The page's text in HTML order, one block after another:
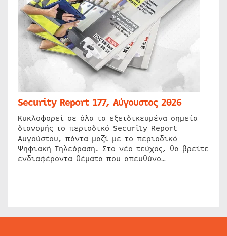
Security Report 177, Αύγουστος 2026
Κυκλοφορεί σε όλα τα εξειδικευμένα σημεία
διανομής το περιοδικό Security Report
Αυγούστου, πάντα μαζί με το περιοδικό
Ψηφιακή Τηλεόραση. Στο νέο τεύχος, θα βρείτε
ενδιαφέροντα θέματα που απευθύνο…